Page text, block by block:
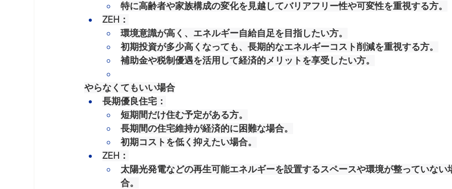
特に高齢者や家族構成の変化を見越してバリアフリー性や可変性を重視する方。
ZEH ：
環境意識が高く、エネルギー自給自足を目指したい方。
初期投資が多少高くなっても、長期的なエネルギーコスト削減を重視する方。
補助金や税制優遇を活用して経済的メリットを享受したい方。
やらなくてもいい場合
長期優良住宅 ：
短期間だけ住む予定がある方。
長期間の住宅維持が経済的に困難な場合。
初期コストを低く抑えたい場合。
ZEH ：
太陽光発電などの再生可能エネルギーを設置するスペースや環境が整っていない
合。